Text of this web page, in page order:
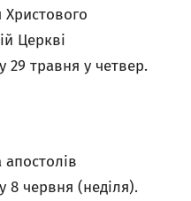
Христового
Церкві
29 травня у четвер.
8 червня (неділя).